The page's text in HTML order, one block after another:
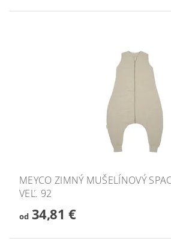
MEYCO ZIMNÝ MUŠELÍNOVÝ
VEĽ. 92
od34,81 €